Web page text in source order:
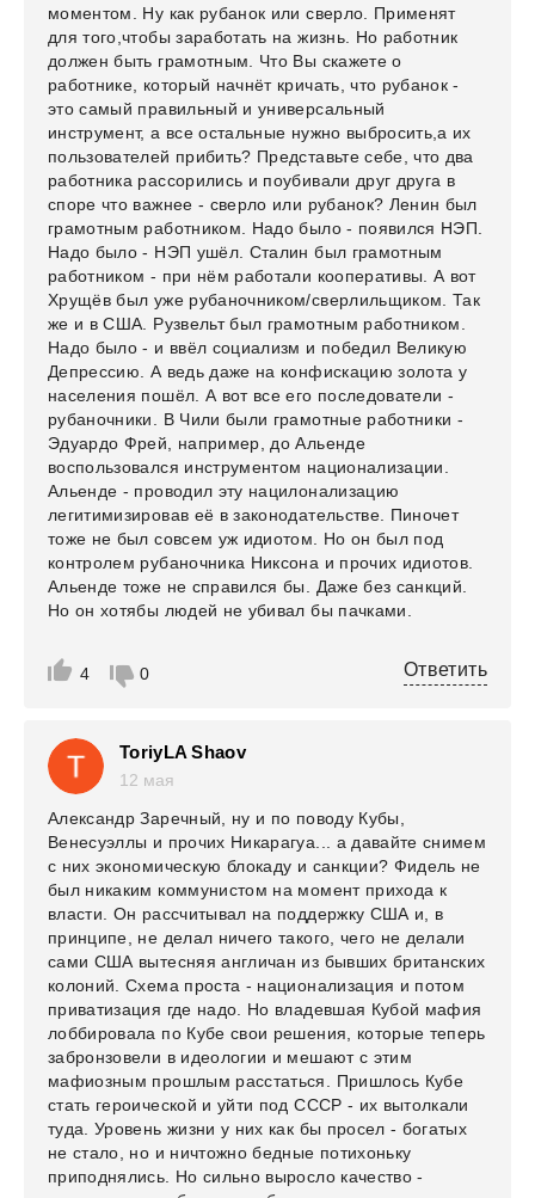
4 0
моментом. Ну как рубанок или сверло. Применят
для того,чтобы заработать на жизнь. Но работник
должен быть грамотным. Что Вы скажете о
работнике, который начнёт кричать, что рубанок -
это самый правильный и универсальный
инструмент, а все остальные нужно выбросить,а их
пользователей прибить? Представьте себе, что два
работника рассорились и поубивали друг друга в
споре что важнее - сверло или рубанок? Ленин был
грамотным работником. Надо было - появился НЭП.
Надо было - НЭП ушёл. Сталин был грамотным
работником - при нём работали кооперативы. А вот
Хрущёв был уже рубаночником/сверлильщиком. Так
же и в США. Рузвельт был грамотным работником.
Надо было - и ввёл социализм и победил Великую
Депрессию. А ведь даже на конфискацию золота у
населения пошёл. А вот все его последователи -
рубаночники. В Чили были грамотные работники -
Эдуардо Фрей, например, до Альенде
воспользовался инструментом национализации.
Альенде - проводил эту нацилонализацию
легитимизировав её в законодательстве. Пиночет
тоже не был совсем уж идиотом. Но он был под
контролем рубаночника Никсона и прочих идиотов.
Альенде тоже не справился бы. Даже без санкций.
Но он хотябы людей не убивал бы пачками.
Ответить
ToriyLA Shaov
12 мая
Александр Заречный, ну и по поводу Кубы,
Венесуэллы и прочих Никарагуа... а давайте снимем
с них экономическую блокаду и санкции? Фидель не
был никаким коммунистом на момент прихода к
власти. Он рассчитывал на поддержку США и, в
принципе, не делал ничего такого, чего не делали
сами США вытесняя англичан из бывших британских
колоний. Схема проста - национализация и потом
приватизация где надо. Но владевшая Кубой мафия
лоббировала по Кубе свои решения, которые теперь
забронзовели в идеологии и мешают с этим
мафиозным прошлым расстаться. Пришлось Кубе
стать героической и уйти под СССР - их вытолкали
туда. Уровень жизни у них как бы просел - богатых
не стало, но и ничтожно бедные потихоньку
приподнялись. Но сильно выросло качество -